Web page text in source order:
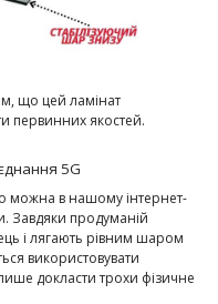
що цей ламінат
первинних якостей.
5G
можна в нашому інтернет-
Завдяки продуманій
і лягають рівним шаром
використовувати
докласти трохи фізичне